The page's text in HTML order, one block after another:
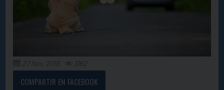
27 Nov, 2018 3162
COMPARTIR EN FACEBOOK